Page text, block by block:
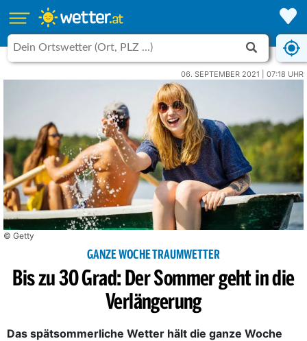
06. SEPTEMBER 2021 | 07:18 UHR
© Getty
GANZE WOCHE TRAUMWETTER
Bis zu 30 Grad: Der Sommer geht in die
Verlängerung
Das spätsommerliche Wetter hält die ganze Woche